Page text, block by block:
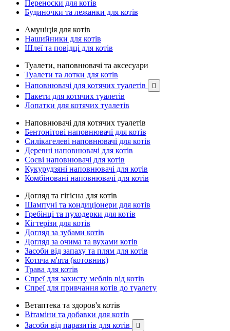
Переноски для котів
Будиночки та лежанки для котів
Амуніція для котів
Нашийники для котів
Шлеї та повідці для котів
Туалети, наповнювачі та аксесуари
Туалети та лотки для котів
Наповнювачі для котячих туалетів

Пакети для котячих туалетів
Лопатки для котячих туалетів
Наповнювачі для котячих туалетів
Бентонітові наповнювачі для котів
Силікагелеві наповнювачі для котів
Деревні наповнювачі для котів
Соєві наповнювачі для котів
Кукурудзяні наповнювачі для котів
Комбіновані наповнювачі для котів
Догляд та гігієна для котів
Шампуні та кондиціонери для котів
Гребінці та пуходерки для котів
Кігтерізи для котів
Догляд за зубами котів
Догляд за очима та вухами котів
Засоби від запаху та плям для котів
Котяча м'ята (котовник)
Трава для котів
Спреї для захисту меблів від котів
Спреї для привчання котів до туалету
Ветаптека та здоров'я котів
Вітаміни та добавки для котів
Засоби від паразитів для котів
